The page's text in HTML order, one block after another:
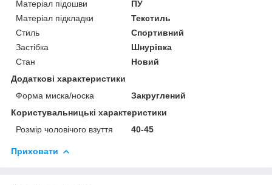
Матеріал підошви
ПУ
Матеріал підкладки
Текстиль
Стиль
Спортивний
Застібка
Шнурівка
Стан
Новий
Додаткові характеристики
Форма миска/носка
Закруглений
Користувальницькі характеристики
Розмір чоловічого взуття
40-45
Приховати